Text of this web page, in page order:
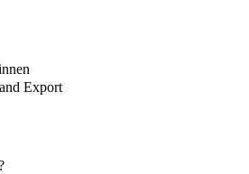
Export